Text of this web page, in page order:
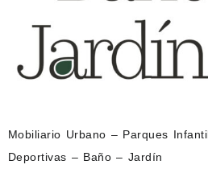
Mobiliario Urbano – Parques
Deportivas – Baño – Jardín